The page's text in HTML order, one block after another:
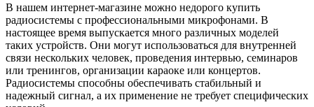
В нашем интернет-магазине можно недорого купить
радиосистемы с профессиональными микрофонами. В
настоящее время выпускается много различных моделей
таких устройств. Они могут использоваться для внутренней
связи нескольких человек, проведения интервью, семинаров
или тренингов, организации караоке или концертов.
Радиосистемы способны обеспечивать стабильный и
надежный сигнал, а их применение не требует специфических